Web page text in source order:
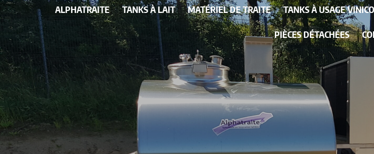
ALPHATRAITE TANKS À LAIT MATÉRIEL DE TRAITE TANKS À USAGE
PIÈCES DÉTACHÉES